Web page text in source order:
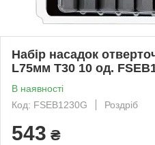
Набір насадок
L75мм T30 10 од.
В наявності
Код: FSEB1230G
Роздріб
543 ₴